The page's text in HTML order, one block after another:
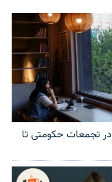
در تجمعات حکومتی تا